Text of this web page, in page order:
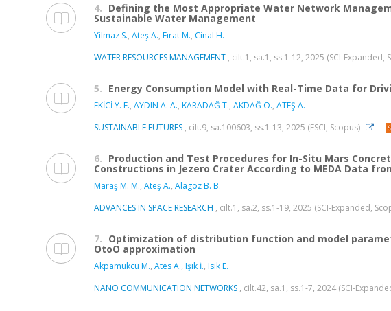
4. Defining the Most Appropriate Water Network
Sustainable Water Management
Yilmaz S., Ateş A., Fırat M., Cinal H.
WATER RESOURCES MANAGEMENT , cilt.1, sa.1, ss.1-12, 2025 (SCI-Expanded,
5. Energy Consumption Model with Real-Time Data for
EKİCİ Y. E., AYDIN A. A., KARADAĞ T., AKDAĞ O., ATEŞ A.
SUSTAINABLE FUTURES , cilt.9, sa.100603, ss.1-13, 2025 (ESCI, Scopus)
6. Production and Test Procedures for In-Situ Mars
Constructions in Jezero Crater According to MEDA Data
Maraş M. M., Ateş A., Alagöz B. B.
ADVANCES IN SPACE RESEARCH , cilt.1, sa.2, ss.1-19, 2025 (SCI-Expanded,
7. Optimization of distribution function and model
OtoO approximation
Akpamukcu M., Ates A., Işık İ., Isik E.
NANO COMMUNICATION NETWORKS , cilt.42, sa.1, ss.1-7, 2024 (SCI-